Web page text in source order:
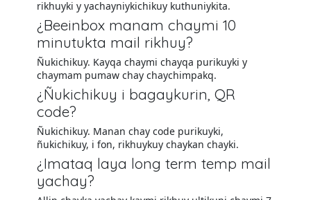
rikhuyki y yachayniykichikuy kuthuniykita.
¿Beeinbox manam chaymi 10
minutukta mail rikhuy?
Ñukichikuy. Kayqa chaymi chayqa purikuyki y
chaymam pumaw chay chaychimpakq.
¿Ñukichikuy i bagaykurin, QR
code?
Ñukichikuy. Manan chay code purikuyki,
ñukichikuy, i fon, rikhuykuy chaykan chayki.
¿Imataq laya long term temp mail
yachay?